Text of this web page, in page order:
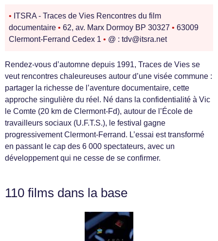
• ITSRA - Traces de Vies Rencontres du film
documentaire • 62, av. Marx Dormoy BP 30327 • 63009
Clermont-Ferrand Cedex 1 • @ : tdv@itsra.net
Rendez-vous d’automne depuis 1991, Traces de Vies se
veut rencontres chaleureuses autour d’une visée commune :
partager la richesse de l’aventure documentaire, cette
approche singulière du réel. Né dans la confidentialité à Vic
le Comte (20 km de Clermont-Fd), autour de l’École de
travailleurs sociaux (U.F.T.S.), le festival gagne
progressivement Clermont-Ferrand. L’essai est transformé
en passant le cap des 6 000 spectateurs, avec un
développement qui ne cesse de se confirmer.
110 films dans la base